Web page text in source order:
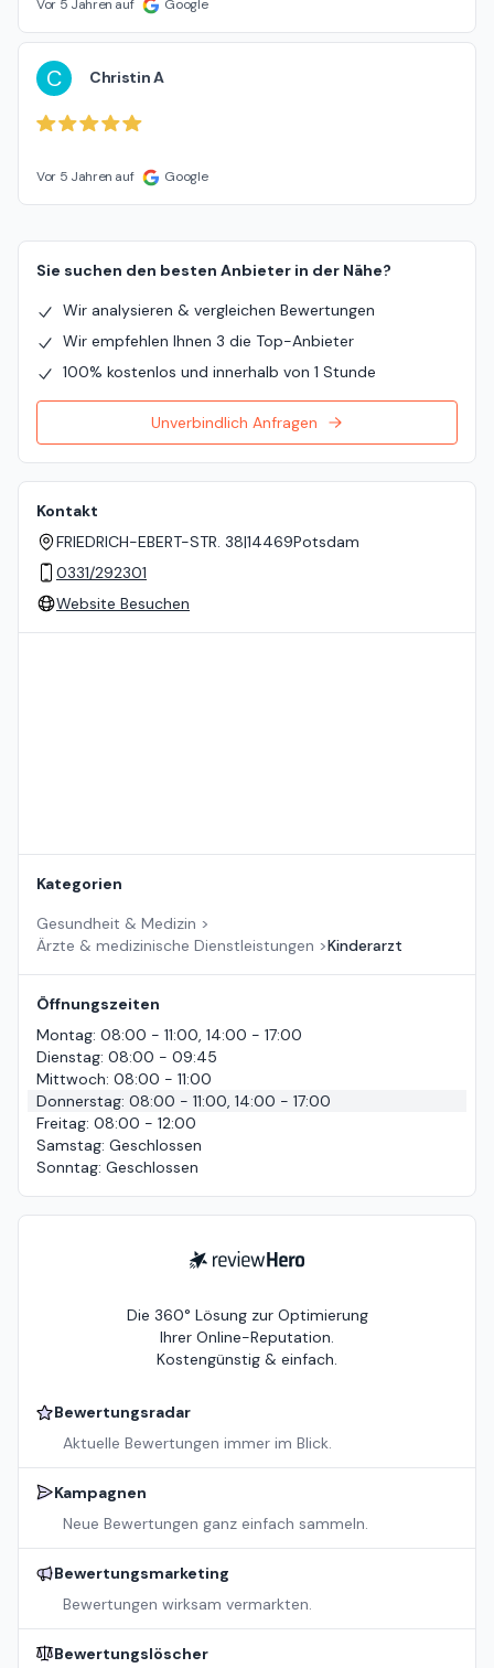
Vor 5 Jahren auf Google
C Christin A
Vor 5 Jahren auf Google
Sie suchen den besten Anbieter in der Nähe?
Wir analysieren & vergleichen Bewertungen
Wir empfehlen Ihnen 3 die Top-Anbieter
100% kostenlos und innerhalb von 1 Stunde
Unverbindlich Anfragen
Kontakt
FRIEDRICH-EBERT-STR. 38|14469Potsdam
0331/292301
Website Besuchen
Kategorien
Gesundheit & Medizin >
Ärzte & medizinische Dienstleistungen >Kinderarzt
Öffnungszeiten
Montag: 08:00 - 11:00, 14:00 - 17:00
Dienstag: 08:00 - 09:45
Mittwoch: 08:00 - 11:00
Donnerstag: 08:00 - 11:00, 14:00 - 17:00
Freitag: 08:00 - 12:00
Samstag: Geschlossen
Sonntag: Geschlossen
ReviewHero
Die 360° Lösung zur Optimierung
Ihrer Online-Reputation.
Kostengünstig & einfach.
Bewertungsradar
Aktuelle Bewertungen immer im Blick.
Kampagnen
Neue Bewertungen ganz einfach sammeln.
Bewertungsmarketing
Bewertungen wirksam vermarkten.
Bewertungslöscher